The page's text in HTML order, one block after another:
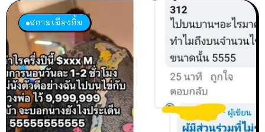
สยามเมืองยิ้ม